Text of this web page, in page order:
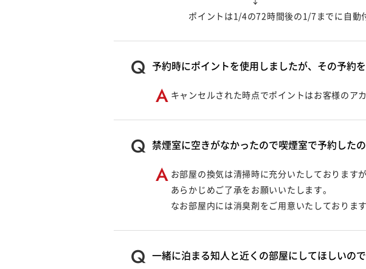
ポイントは1/4の72時間後の1/7までに自動付
予約時にポイントを使用しましたが、その予約
キャンセルされた時点でポイントはお客様のア
禁煙室に空きがなかったので喫煙室で予約した
お部屋の換気は清掃時に充分いたしております
あらかじめご了承をお願いいたします。
なお部屋内には消臭剤をご用意いたしております
一緒に泊まる知人と近くの部屋にしてほしいの